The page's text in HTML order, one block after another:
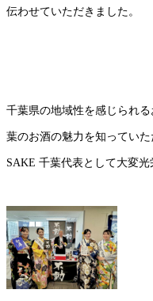
伝わせていただきました。
千葉県の地域性を感じられ
葉のお酒の魅力を知ってい
SAKE 千葉代表として大変光